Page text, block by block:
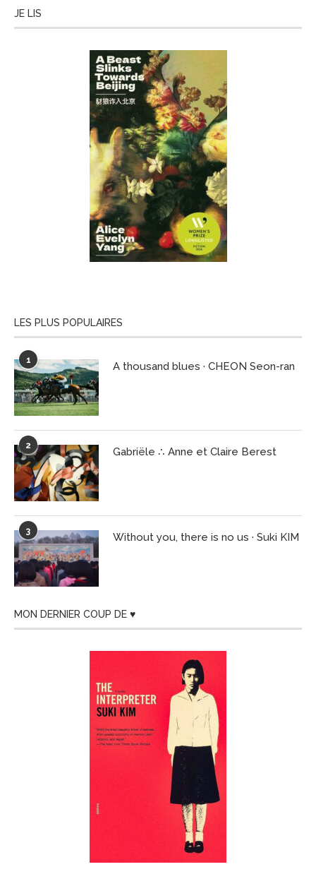
JE LIS
LES PLUS POPULAIRES
1 A thousand blues · CHEON Seon-ran
2 Gabriële ∴ Anne et Claire Berest
3 Without you, there is no us · Suki KIM
MON DERNIER COUP DE ♥